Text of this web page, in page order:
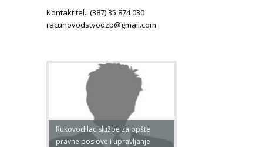
Kontakt tel.: (387) 35 874 030
racunovodstvodzb@gmail.com
Rukovodilac službe za opšte
pravne poslove i upravljanje